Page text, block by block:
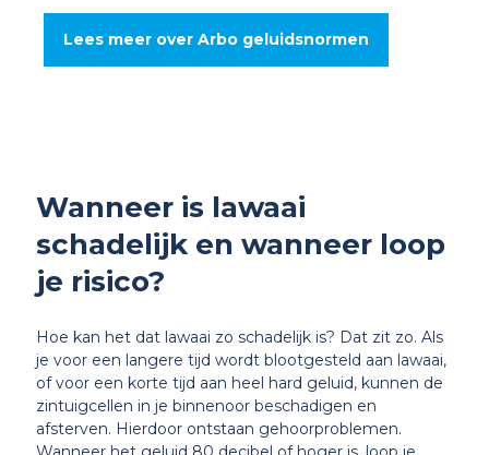
Lees meer over Arbo geluidsnormen
Wanneer is lawaai
schadelijk en wanneer loop
je risico?
Hoe kan het dat lawaai zo schadelijk is? Dat zit zo. Als
je voor een langere tijd wordt blootgesteld aan lawaai,
of voor een korte tijd aan heel hard geluid, kunnen de
zintuigcellen in je binnenoor beschadigen en
afsterven. Hierdoor ontstaan gehoorproblemen.